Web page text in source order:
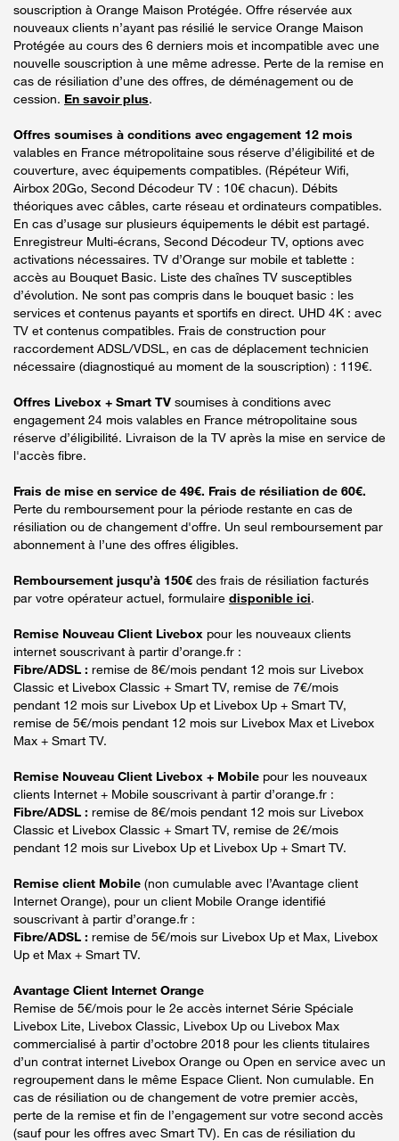
souscription à Orange Maison Protégée. Offre réservée aux
nouveaux clients n’ayant pas résilié le service Orange Maison
Protégée au cours des 6 derniers mois et incompatible avec une
nouvelle souscription à une même adresse. Perte de la remise en
cas de résiliation d’une des offres, de déménagement ou de
cession. En savoir plus.
Offres soumises à conditions avec engagement 12 mois
valables en France métropolitaine sous réserve d’éligibilité et de
couverture, avec équipements compatibles. (Répéteur Wifi,
Airbox 20Go, Second Décodeur TV : 10€ chacun). Débits
théoriques avec câbles, carte réseau et ordinateurs compatibles.
En cas d’usage sur plusieurs équipements le débit est partagé.
Enregistreur Multi-écrans, Second Décodeur TV, options avec
activations nécessaires. TV d’Orange sur mobile et tablette :
accès au Bouquet Basic. Liste des chaînes TV susceptibles
d’évolution. Ne sont pas compris dans le bouquet basic : les
services et contenus payants et sportifs en direct. UHD 4K : avec
TV et contenus compatibles. Frais de construction pour
raccordement ADSL/VDSL, en cas de déplacement technicien
nécessaire (diagnostiqué au moment de la souscription) : 119€.
Offres Livebox + Smart TV soumises à conditions avec
engagement 24 mois valables en France métropolitaine sous
réserve d’éligibilité. Livraison de la TV après la mise en service de
l'accès fibre.
Frais de mise en service de 49€. Frais de résiliation de 60€.
Perte du remboursement pour la période restante en cas de
résiliation ou de changement d'offre. Un seul remboursement par
abonnement à l’une des offres éligibles.
Remboursement jusqu’à 150€ des frais de résiliation facturés
par votre opérateur actuel, formulaire disponible ici.
Remise Nouveau Client Livebox pour les nouveaux clients
internet souscrivant à partir d’orange.fr :
Fibre/ADSL : remise de 8€/mois pendant 12 mois sur Livebox
Classic et Livebox Classic + Smart TV, remise de 7€/mois
pendant 12 mois sur Livebox Up et Livebox Up + Smart TV,
remise de 5€/mois pendant 12 mois sur Livebox Max et Livebox
Max + Smart TV.
Remise Nouveau Client Livebox + Mobile pour les nouveaux
clients Internet + Mobile souscrivant à partir d’orange.fr :
Fibre/ADSL : remise de 8€/mois pendant 12 mois sur Livebox
Classic et Livebox Classic + Smart TV, remise de 2€/mois
pendant 12 mois sur Livebox Up et Livebox Up + Smart TV.
Remise client Mobile (non cumulable avec l’Avantage client
Internet Orange), pour un client Mobile Orange identifié
souscrivant à partir d’orange.fr :
Fibre/ADSL : remise de 5€/mois sur Livebox Up et Max, Livebox
Up et Max + Smart TV.
Avantage Client Internet Orange
Remise de 5€/mois pour le 2e accès internet Série Spéciale
Livebox Lite, Livebox Classic, Livebox Up ou Livebox Max
commercialisé à partir d’octobre 2018 pour les clients titulaires
d’un contrat internet Livebox Orange ou Open en service avec un
regroupement dans le même Espace Client. Non cumulable. En
cas de résiliation ou de changement de votre premier accès,
perte de la remise et fin de l’engagement sur votre second accès
(sauf pour les offres avec Smart TV). En cas de résiliation du